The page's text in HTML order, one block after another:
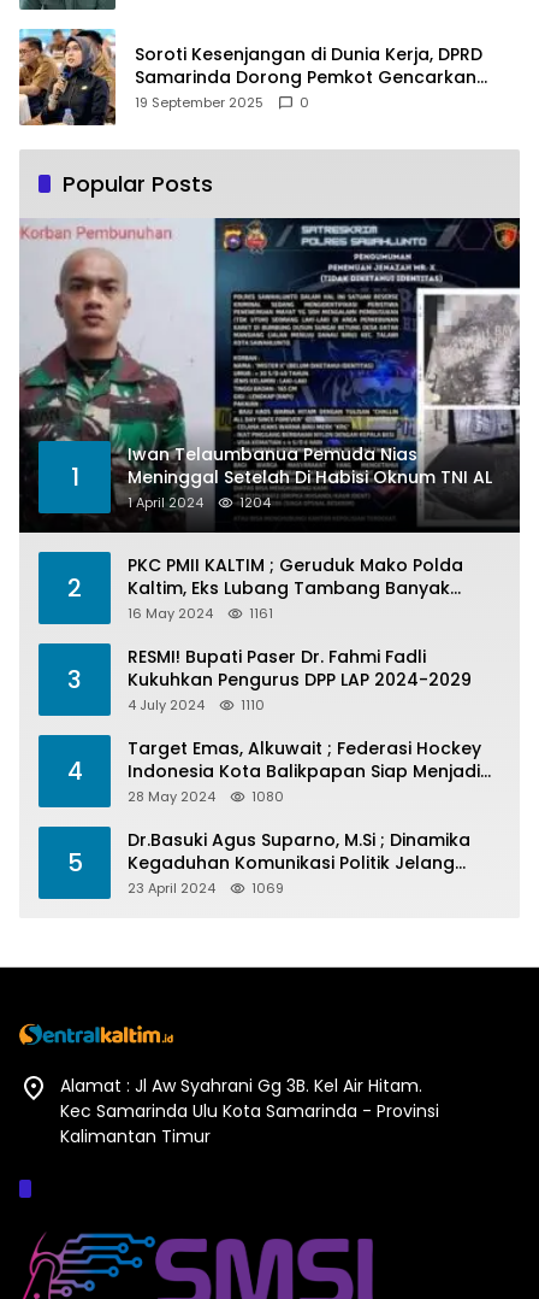
Soroti Kesenjangan di Dunia Kerja, DPRD
Samarinda Dorong Pemkot Gencarkan
Pemberdayaan Perempuan
19 September 2025 0
Popular Posts
1
Iwan Telaumbanua Pemuda Nias
Meninggal Setelah Di Habisi Oknum TNI AL
1 April 2024 1204
2
PKC PMII KALTIM ; Geruduk Mako Polda
Kaltim, Eks Lubang Tambang Banyak
Menelan Korban
16 May 2024 1161
3
RESMI! Bupati Paser Dr. Fahmi Fadli
Kukuhkan Pengurus DPP LAP 2024-2029
4 July 2024 1110
4
Target Emas, Alkuwait ; Federasi Hockey
Indonesia Kota Balikpapan Siap Menjadi
Barometer Prestasi Di Kaltim
28 May 2024 1080
5
Dr.Basuki Agus Suparno, M.Si ; Dinamika
Kegaduhan Komunikasi Politik Jelang
Pesta Politik 2024
23 April 2024 1069
Alamat : Jl Aw Syahrani Gg 3B. Kel Air Hitam.
Kec Samarinda Ulu Kota Samarinda - Provinsi
Kalimantan Timur